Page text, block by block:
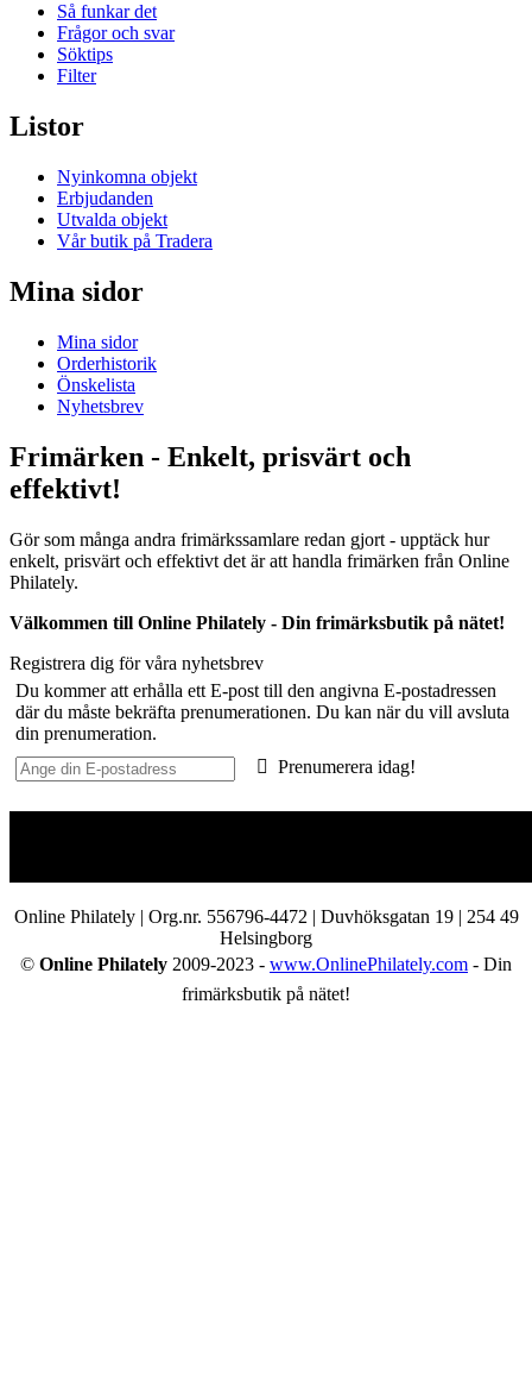
Så funkar det
Frågor och svar
Söktips
Filter
Listor
Nyinkomna objekt
Erbjudanden
Utvalda objekt
Vår butik på Tradera
Mina sidor
Mina sidor
Orderhistorik
Önskelista
Nyhetsbrev
Frimärken - Enkelt, prisvärt och
effektivt!
Gör som många andra frimärkssamlare redan gjort - upptäck hur
enkelt, prisvärt och effektivt det är att handla frimärken från Online
Philately.
Välkommen till Online Philately - Din frimärksbutik på nätet!
Registrera dig för våra nyhetsbrev
Du kommer att erhålla ett E-post till den angivna E-postadressen
där du måste bekräfta prenumerationen. Du kan när du vill avsluta
din prenumeration.
Prenumerera idag!
Online Philately | Org.nr. 556796-4472 | Duvhöksgatan 19 | 254 49
Helsingborg
© Online Philately 2009-2023 - www.OnlinePhilately.com - Din
frimärksbutik på nätet!